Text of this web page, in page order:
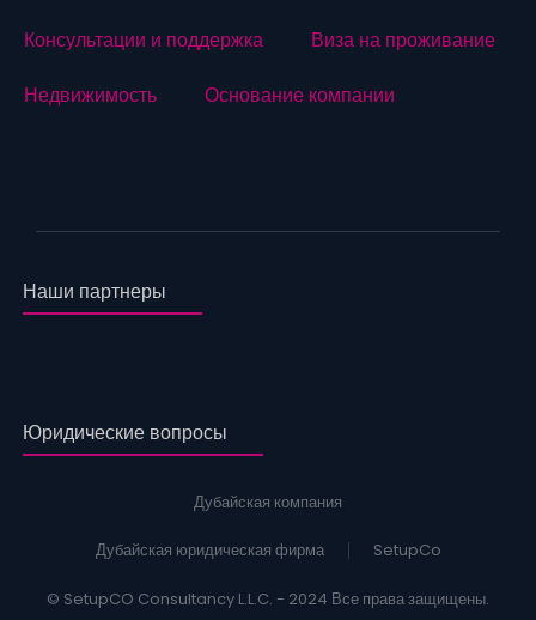
Консультации и поддержка
Виза на проживание
Недвижимость
Основание компании
Наши партнеры
Юридические вопросы
Дубайская компания
Дубайская юридическая фирма SetupCo
© SetupCO Consultancy L.L.C. - 2024 Все права защищены.